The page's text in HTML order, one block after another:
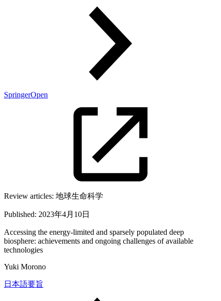
SpringerOpen
Review articles: 地球生命科学
Published: 2023年4月10日
Accessing the energy-limited and sparsely populated deep
biosphere: achievements and ongoing challenges of available
technologies
Yuki Morono
日本語要旨